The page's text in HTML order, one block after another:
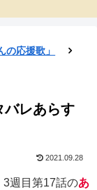
の応援歌」
バレあらす
2021.09.28
3週目第17話のあ